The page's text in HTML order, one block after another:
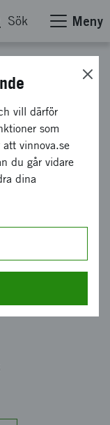
Sök Meny
för
vill därför
som
vinnova.se
du går vidare
dina